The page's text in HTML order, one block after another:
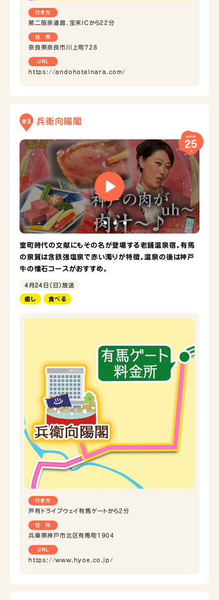
行き方
第二阪奈道路、宝来ICから22分
住 所
奈良県奈良市川上町728
URL
https://andohotelnara.com/
#3 兵衛向陽閣
course
25
室町時代の文献にもその名が登場する老舗温泉宿。有馬
の泉質は含鉄強塩泉で赤い濁りが特徴。温泉の後は神戸
牛の懐石コースがおすすめ。
4月24日（日）放送
癒し 食べる
行き方
芦有ドライブウェイ有馬ゲートから2分
住 所
兵庫県神戸市北区有馬町1904
URL
https://www.hyoe.co.jp/